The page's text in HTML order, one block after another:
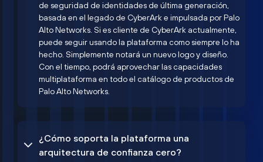
de seguridad de identidades de última generación,
basada en el legado de CyberArk e impulsada por Palo
Alto Networks. Si es cliente de CyberArk actualmente,
puede seguir usando la plataforma como siempre lo ha
hecho. Simplemente notará un nuevo logo y diseño.
Con el tiempo, podrá aprovechar las capacidades
multiplataforma en todo el catálogo de productos de
Palo Alto Networks.
¿Cómo soporta la plataforma una
arquitectura de confianza cero?